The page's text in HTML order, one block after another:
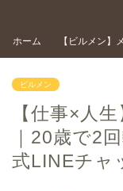
ホーム 【ビルメン】
ビルメン
【仕事×人
｜20歳で2
式LINEチャ